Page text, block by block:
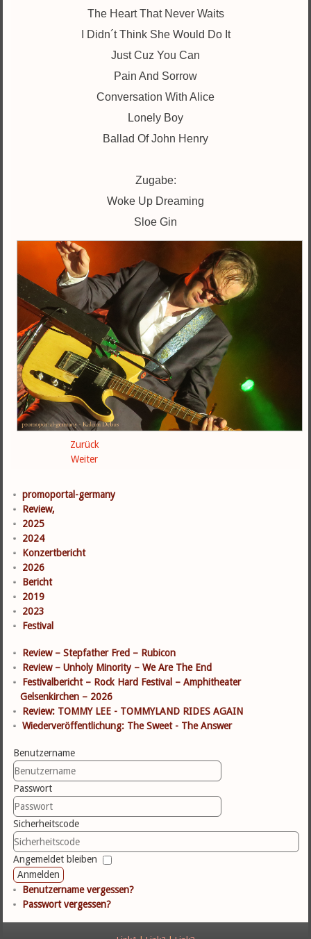
The Heart That Never Waits
I Didn´t Think She Would Do It
Just Cuz You Can
Pain And Sorrow
Conversation With Alice
Lonely Boy
Ballad Of John Henry
Zugabe:
Woke Up Dreaming
Sloe Gin
Zurück
Weiter
promoportal-germany
Review,
2025
2024
Konzertbericht
2026
Bericht
2019
2023
Festival
Review – Stepfather Fred – Rubicon
Review – Unholy Minority – We Are The End
Festivalbericht – Rock Hard Festival – Amphitheater
Gelsenkirchen – 2026
Review: TOMMY LEE - TOMMYLAND RIDES AGAIN
Wiederveröffentlichung: The Sweet - The Answer
Benutzername
Passwort
Sicherheitscode
Angemeldet bleiben
Anmelden
Benutzername vergessen?
Passwort vergessen?